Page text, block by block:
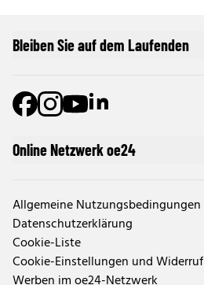
Online Netzwerk oe24
Allgemeine Nutzungsbedingungen
Datenschutzerklärung
Cookie-Liste
Cookie-Einstellungen und Widerruf
Bleiben Sie auf dem Laufenden